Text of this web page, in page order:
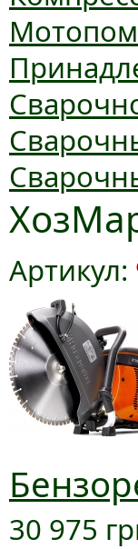
Артикул:
30 975